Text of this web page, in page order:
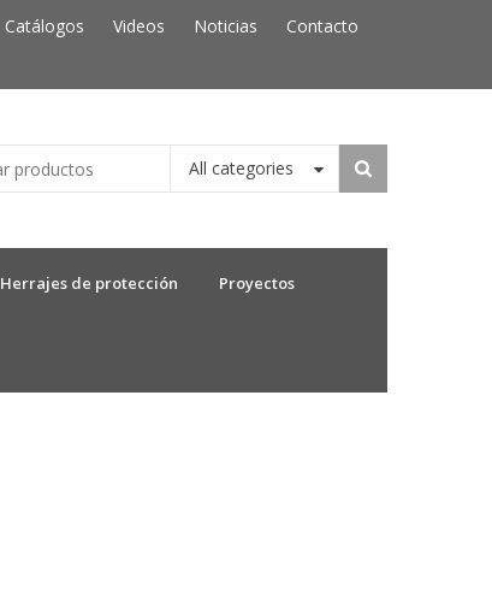
Catálogos Videos Noticias
Contacto
All categories
Herrajes de protección Proyectos